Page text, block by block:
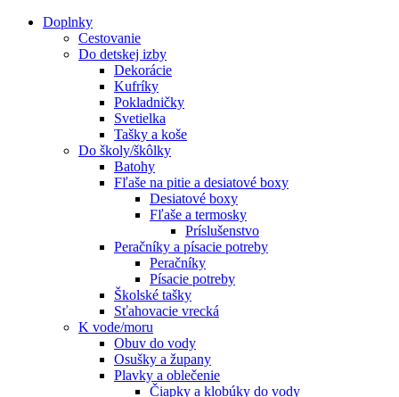
Doplnky
Cestovanie
Do detskej izby
Dekorácie
Kufríky
Pokladničky
Svetielka
Tašky a koše
Do školy/škôlky
Batohy
Fľaše na pitie a desiatové boxy
Desiatové boxy
Fľaše a termosky
Príslušenstvo
Peračníky a písacie potreby
Peračníky
Písacie potreby
Školské tašky
Sťahovacie vrecká
K vode/moru
Obuv do vody
Osušky a župany
Plavky a oblečenie
Čiapky a klobúky do vody